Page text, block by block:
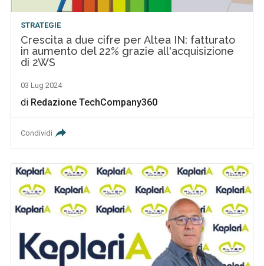
STRATEGIE
Crescita a due cifre per Altea IN: fatturato
in aumento del 22% grazie all'acquisizione
di 2WS
03 Lug 2024
di Redazione TechCompany360
Condividi